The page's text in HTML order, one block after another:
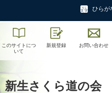
ひらが
このサイトにつ
いて
新規登録 お問い合わせ
新生さくら道の会